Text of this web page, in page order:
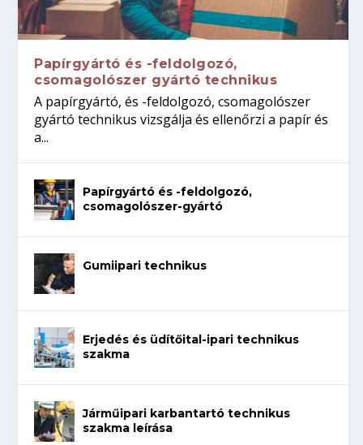
Papírgyártó és -feldolgozó,
csomagolószer gyártó technikus
A papírgyártó, és -feldolgozó, csomagolószer
gyártó technikus vizsgálja és ellenőrzi a papír és
a...
Papírgyártó és -feldolgozó,
csomagolószer-gyártó
Gumiipari technikus
Erjedés és üdítőital-ipari technikus
szakma
Járműipari karbantartó technikus
szakma leírása